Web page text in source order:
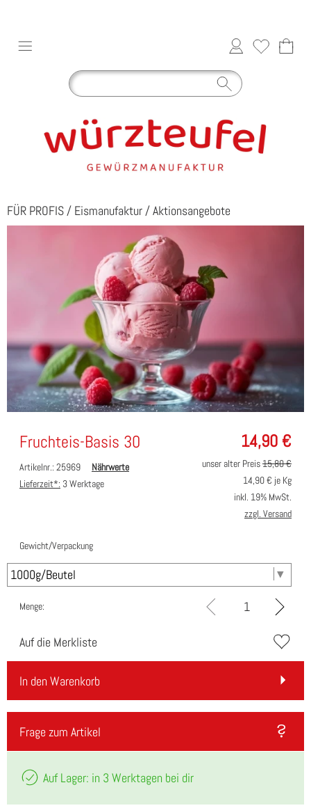
FÜR PROFIS / Eismanufaktur /Aktionsangebote
14,90 €
Fruchteis-Basis 30
Artikelnr.: 25969
Nährwerte
Lieferzeit*: 3 Werktage
unser alter Preis15,80 €
14,90€ je Kg
inkl. 19% MwSt.
zzgl. Versand
Gewicht/Verpackung
Menge:
Auf die Merkliste
In den Warenkorb
Frage zum Artikel
Auf Lager: in 3 Werktagen bei dir